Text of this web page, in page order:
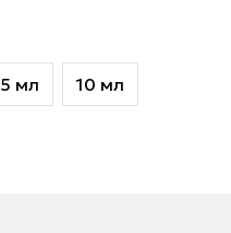
5 мл 10 мл